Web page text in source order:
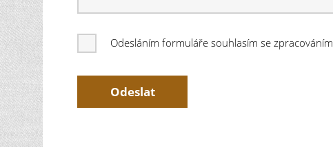
Odesláním formuláře souhlasím se zpracováním